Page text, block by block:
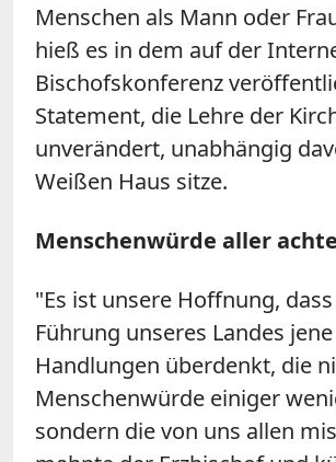
Menschen als Mann oder
hieß es in dem auf der
Bischofskonferenz
Statement, die Lehre der
unverändert, unabhängig
Weißen Haus sitze.
Menschenwürde aller
"Es ist unsere Hoffnung,
Führung unseres Landes jene
Handlungen überdenkt, die
Menschenwürde einiger
sondern die von uns allen